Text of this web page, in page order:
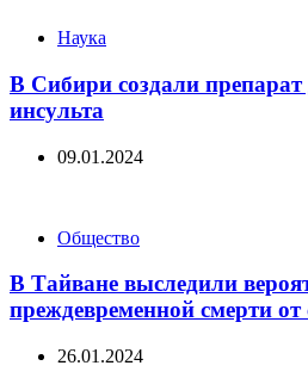
Categories
Наука
В Сибири создали
инсульта
09.01.2024
CategoriesОбщество
В Тайване выследили
преждевременной смерти
26.01.2024